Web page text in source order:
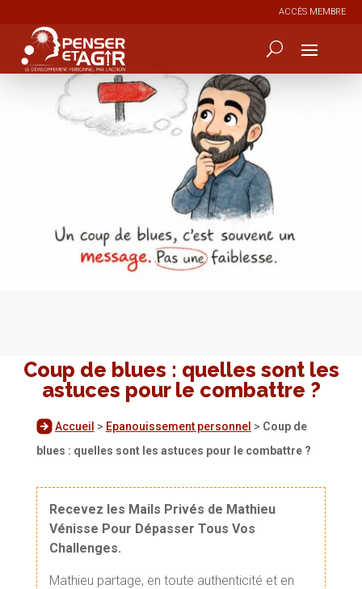
ACCÈS MEMBRE
Coup de blues : quelles sont les
astuces pour le combattre ?
Accueil > Epanouissement personnel > Coup de
blues : quelles sont les astuces pour le combattre ?
Recevez les Mails Privés de Mathieu
Vénisse Pour Dépasser Tous Vos
Challenges.
Mathieu partage, en toute authenticité et en